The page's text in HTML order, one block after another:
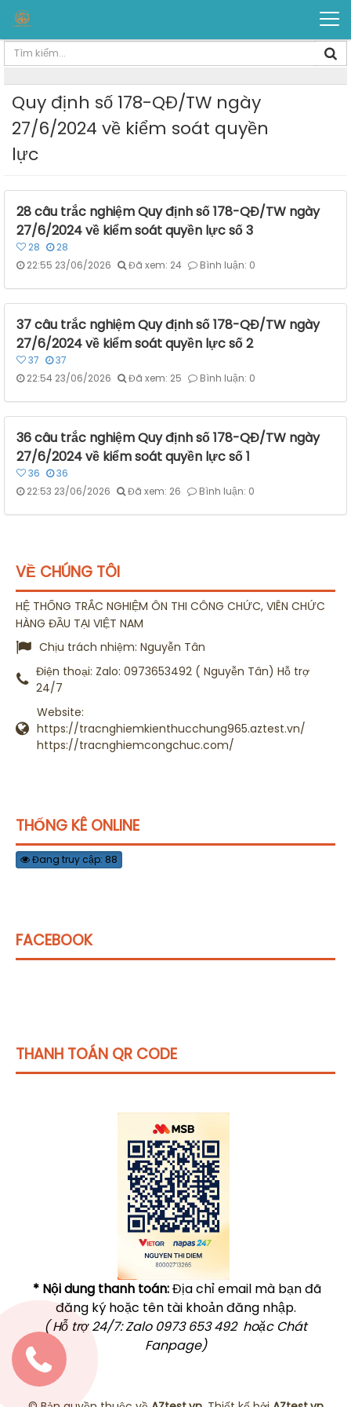
Quy định số 178-QĐ/TW ngày
27/6/2024 về kiểm soát quyền
lực
28 câu trắc nghiệm Quy định số 178-QĐ/TW ngày
27/6/2024 về kiểm soát quyền lực số 3
28
28
22:55 23/06/2026
Đã xem: 24 Bình luận: 0
37 câu trắc nghiệm Quy định số 178-QĐ/TW ngày
27/6/2024 về kiểm soát quyền lực số 2
37
37
22:54 23/06/2026
Đã xem: 25 Bình luận: 0
36 câu trắc nghiệm Quy định số 178-QĐ/TW ngày
27/6/2024 về kiểm soát quyền lực số 1
36
36
22:53 23/06/2026
Đã xem: 26 Bình luận: 0
VỀ CHÚNG TÔI
HỆ THỐNG TRẮC NGHIỆM ÔN THI CÔNG CHỨC, VIÊN CHỨC
HÀNG ĐẦU TẠI VIỆT NAM
Chịu trách nhiệm: Nguyễn Tân
Điện thoại: Zalo: 0973653492 ( Nguyễn Tân) Hỗ trợ
24/7
Website:
https://tracnghiemkienthucchung965.aztest.vn/
https://tracnghiemcongchuc.com/
THỐNG KÊ ONLINE
Đang truy cập: 88
FACEBOOK
THANH TOÁN QR CODE
* Nội dung thanh toán:Địa chỉ email mà bạn đã
đăng ký hoặc tên tài khoản đăng nhập.
( Hỗ trợ 24/7: Zalo 0973 653 492 hoặc Chát
Fanpage)